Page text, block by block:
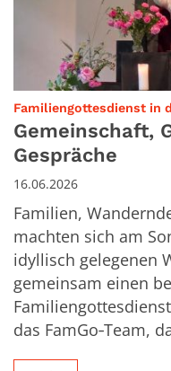
Familiengottesdienst in
Gemeinschaft,
Gespräche
16.06.2026
Familien,
machten sich am
idyllisch gelegenen
gemeinsam einen
das FamGo‑Team,